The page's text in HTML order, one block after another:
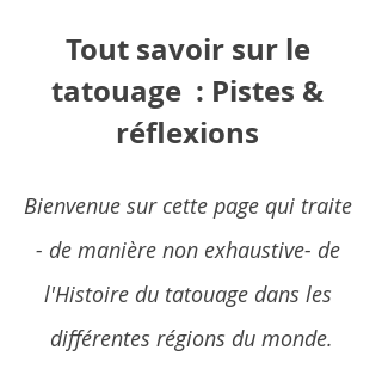
Tout savoir sur le
tatouage  : Pistes &
réflexions
Bienvenue sur cette page qui traite
- de manière non exhaustive- de
l'Histoire du tatouage dans les
différentes régions du monde.